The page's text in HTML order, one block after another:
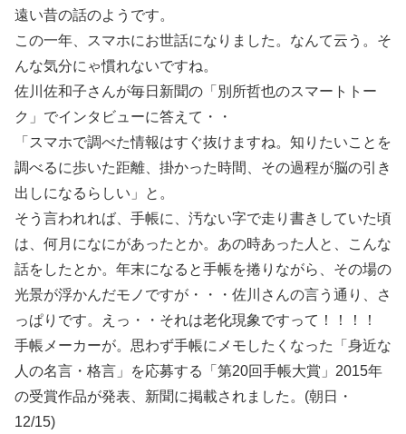
遠い昔の話のようです。
この一年、スマホにお世話になりました。なんて云う。そ
んな気分にゃ慣れないですね。
佐川佐和子さんが毎日新聞の「別所哲也のスマートトー
ク」でインタビューに答えて・・
「スマホで調べた情報はすぐ抜けますね。知りたいことを
調べるに歩いた距離、掛かった時間、その過程が脳の引き
出しになるらしい」と。
そう言われれば、手帳に、汚ない字で走り書きしていた頃
は、何月になにがあったとか。あの時あった人と、こんな
話をしたとか。年末になると手帳を捲りながら、その場の
光景が浮かんだモノですが・・・佐川さんの言う通り、さ
っぱりです。えっ・・それは老化現象ですって！！！！
手帳メーカーが。思わず手帳にメモしたくなった「身近な
人の名言・格言」を応募する「第20回手帳大賞」2015年
の受賞作品が発表、新聞に掲載されました。(朝日・
12/15)